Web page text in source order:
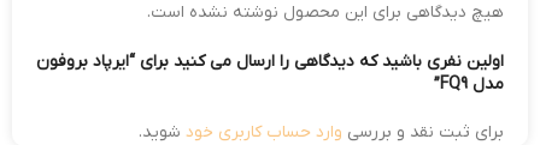
هیچ دیدگاهی برای این محصول نوشته نشده است.
اولین نفری باشید که دیدگاهی را ارسال می کنید برای “ایرپاد بروفون
مدل FQ9”
برای ثبت نقد و بررسی وارد حساب کاربری خود شوید.